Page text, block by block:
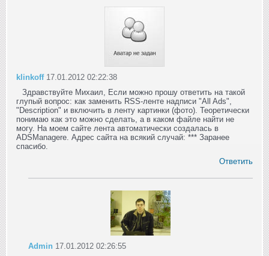
klinkoff 17.01.2012 02:22:38
Здравствуйте Михаил, Если можно прошу ответить на такой
глупый вопрос: как заменить RSS-ленте надписи "All Ads",
"Description" и включить в ленту картинки (фото). Теоретически
понимаю как это можно сделать, а в каком файле найти не
могу. На моем сайте лента автоматически создалась в
ADSManagere. Адрес сайта на всякий случай: *** Заранее
спасибо.
Ответить
Admin 17.01.2012 02:26:55